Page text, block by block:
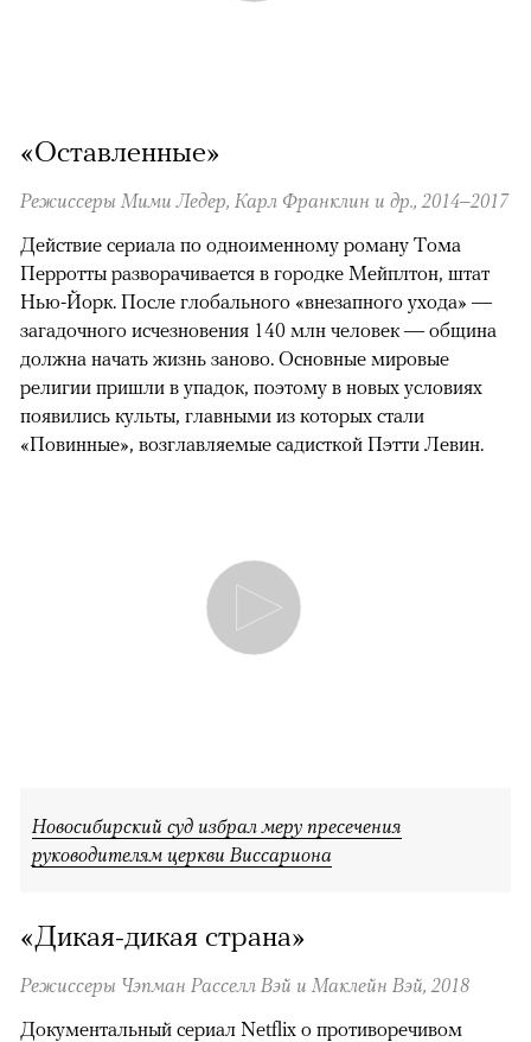
«Оставленные»
Режиссеры Мими Ледер, Карл Франклин и др., 2014–2017
Действие сериала по одноименному роману Тома
Перротты разворачивается в городке Мейплтон, штат
Нью-Йорк. После глобального «внезапного ухода» —
загадочного исчезновения 140 млн человек — община
должна начать жизнь заново. Основные мировые
религии пришли в упадок, поэтому в новых условиях
появились культы, главными из которых стали
«Повинные», возглавляемые садисткой Пэтти Левин.
Новосибирский суд избрал меру пресечения
руководителям церкви Виссариона
«Дикая-дикая страна»
Режиссеры Чэпман Расселл Вэй и Маклейн Вэй, 2018
Документальный сериал Netflix о противоречивом